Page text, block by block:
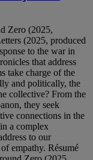
Zero (2025,
(2025, produced
to the war in
that address
take charge of the
and politically, the
collective? From the
they seek
connections in the
a complex
to our
empathy. Résumé